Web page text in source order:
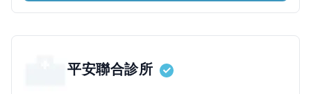
平安聯合診所